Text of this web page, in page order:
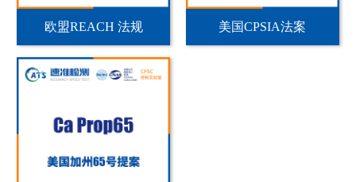
欧盟REACH 法规 美国CPSIA法案